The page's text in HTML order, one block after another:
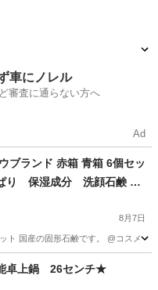
車にノレル
審査に通らない方へ
Ad
ブランド 赤箱 青箱 6個セッ
保湿成分 洗顔石鹸 ボ
い
8月7日
国産の固形石鹸です。 @コスメ
石鹸
卓上鍋 26センチ★